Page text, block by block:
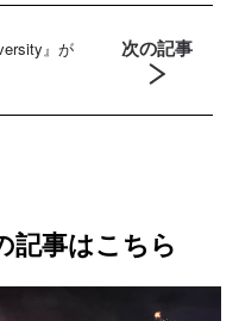
』が
次の記事
記事はこちら